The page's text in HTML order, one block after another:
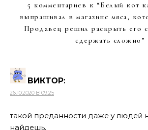
5 комментариев к “Белый кот
выпрашивал в магазине мяса,
Продавец решил раскрыть его
сдержать сложно ”
ВИКТОР:
26.10.2020 В 09:25
такой преданности даже у людей
найдешь.